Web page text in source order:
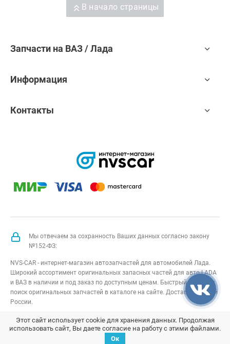
В начало страницы
Запчасти на ВАЗ / Лада
Информация
Контакты
Мы отвечаем за сохранность Ваших данных согласно закону
№152-ФЗ:
NVS-CAR - интернет-магазин автозапчастей для автомобилей Лада.
Широкий ассортимент оригинальных запасных частей для авто LADA
и ВАЗ в наличии и под заказ по доступным ценам. Быстрый подбор и
поиск оригинальных запчастей в каталоге на сайте. Доставка по всей
России.
NVS-CAR© 2014 –2026Все права защищеныкарта сайта;
Договор оферта; Политика конфиденциальности
Этот сайт использует cookie для хранения данных. Продолжая
использовать сайт, Вы даете согласие на работу с этими файлами.
Ок